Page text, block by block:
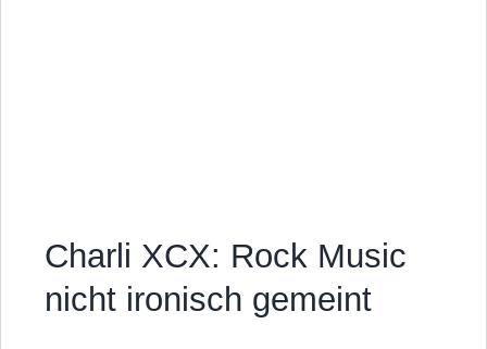
Charli XCX: Rock Music
nicht ironisch gemeint